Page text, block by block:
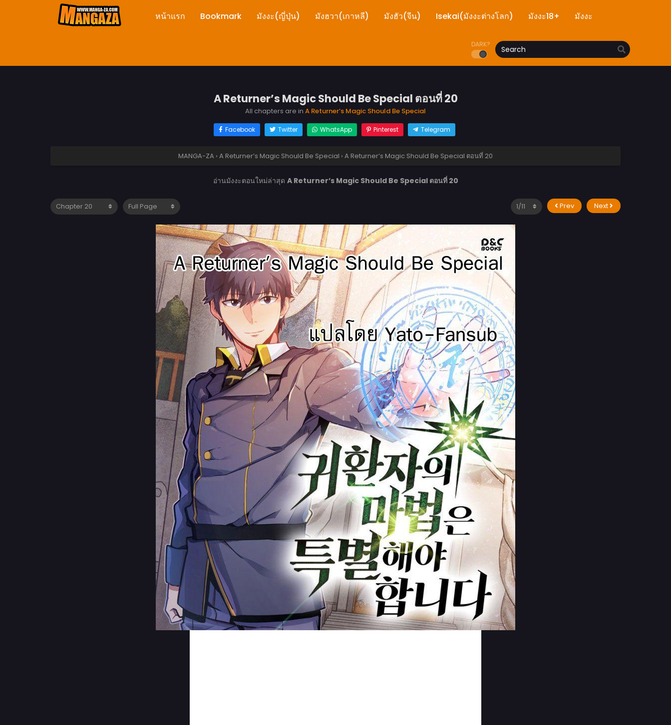
หน้าแรก Bookmark มังงะ(ญี่ปุ่น) มังฮวา(เกาหลี) มังฮัว(จีน) Isekai(มังงะต่างโลก) มังงะ18+ มังงะ
DARK?
A Returner’s Magic Should Be Special ตอนที่ 20
All chapters are in A Returner’s Magic Should Be Special
Facebook Twitter WhatsApp Pinterest Telegram
MANGA-ZA › A Returner’s Magic Should Be Special › A Returner’s Magic Should Be Special ตอนที่ 20
อ่านมังงะตอนใหม่ล่าสุด A Returner’s Magic Should Be Special ตอนที่ 20
Prev Next